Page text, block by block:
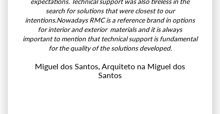
search for solutions that were closest to our
intentions.Nowadays RMC is a reference brand in options
for interior and exterior materials and it is always
important to mention that technical support is fundamental
for the quality of the solutions developed.
Miguel dos Santos, Arquiteto na Miguel dos
Santos